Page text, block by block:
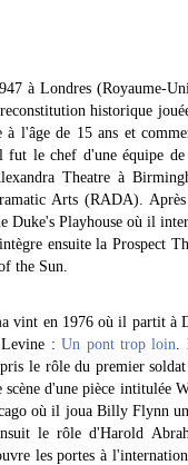
à Londres (Royaume-
historique
l'âge de 15 ans et
fut le chef d'une équipe
Theatre à
Arts (RADA).
Duke's Playhouse où il
ensuite la Prospect
the Sun.
vint en 1976 où il partit à
Levine :Un pont trop loin.
le rôle du premier
scène d'une pièce intitulée
où il joua Billy Flynn
le rôle d'Harold
les portes à